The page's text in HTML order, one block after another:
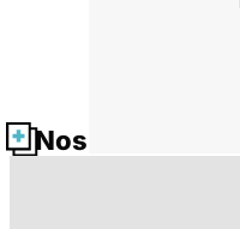
Nos fiches santé